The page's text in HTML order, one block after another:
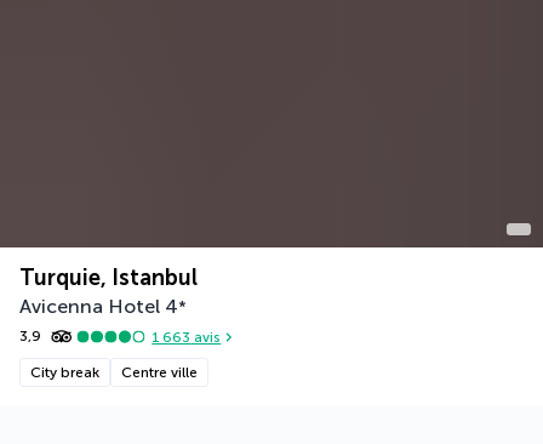
Turquie, Istanbul
Avicenna Hotel 4*
3,9 1 663 avis
City break Centre ville